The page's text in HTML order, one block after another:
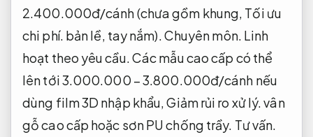
2.400.000đ/cánh (chưa gồm khung, Tối ưu
chi phí. bản lề, tay nắm).Chuyên môn. Linh
hoạt theo yêu cầu.Các mẫu cao cấp có thể
lên tới 3.000.000 – 3.800.000đ/cánh nếu
dùng film 3D nhập khẩu,Giảm rủi ro xử lý.vân
gỗ cao cấp hoặc sơn PU chống trầy. Tư vấn.